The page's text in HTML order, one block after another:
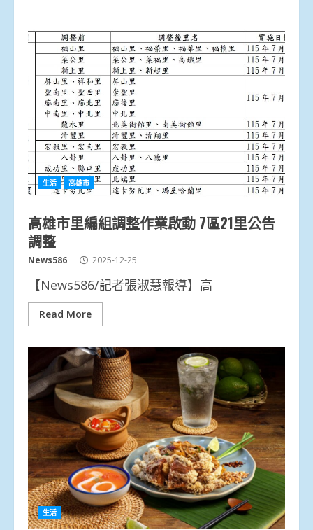
生活 高雄市
高雄市里編組調整作業啟動 7區21里公告
調整
News586 2025-12-25
【News586/記者張淑慧報導】高
Read More
生活